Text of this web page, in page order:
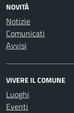
NOVITÀ
Notizie
Comunicati
Avvisi
VIVERE IL COMUNE
Luoghi
Eventi